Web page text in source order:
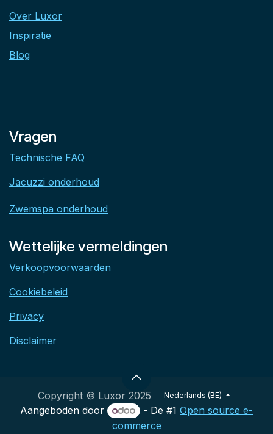
Over Luxor
Inspiratie
Blog
Vragen
Technische FAQ
Jacuzzi onderhoud
Zwemspa onderhoud
Wettelijke vermeldingen
Verkoopvoorwaarden
Cookiebeleid
Privacy
Disclaimer
Copyright © Luxor 2025 Nederlands (BE)
Aangeboden door - De #1Open source e-
commerce